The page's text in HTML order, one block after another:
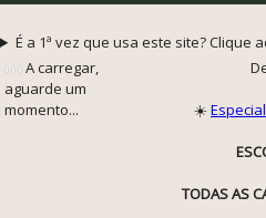
É a 1ª vez que usa este site? Clique
A carregar,
aguarde um
momento...
☀️
TODAS AS